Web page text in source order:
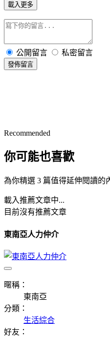
載入更多
公開留言 私密留言
發佈留言
Recommended
你可能也喜歡
為你精選 3 篇值得延伸閱讀的
載入推薦文章中...
目前沒有推薦文章
東南亞人力仲介
暱稱：
東南亞
分類：
生活綜合
好友：